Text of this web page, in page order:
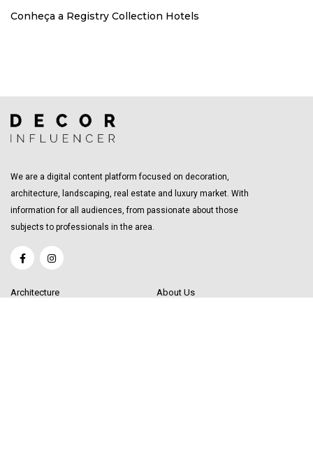
Conheça a Registry Collection Hotels
We are a digital content platform focused on decoration,
architecture, landscaping, real estate and luxury market. With
information for all audiences, from passionate about those
subjects to professionals in the area.
Architecture About Us